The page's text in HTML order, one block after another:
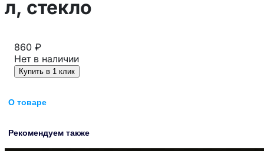
л, стекло
860 ₽
Нет в наличии
Купить в 1 клик
О товаре
Рекомендуем также